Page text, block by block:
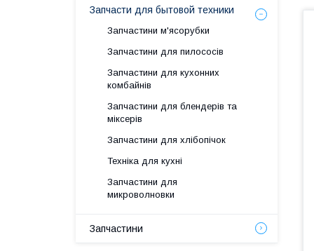
Запчасти для бытовой техники
Запчастини м'ясорубки
Запчастини для пилососів
Запчастини для кухонних
комбайнів
Запчастини для блендерів та
міксерів
Запчастини для хлібопічок
Техніка для кухні
Запчастини для
микроволновки
Запчастини